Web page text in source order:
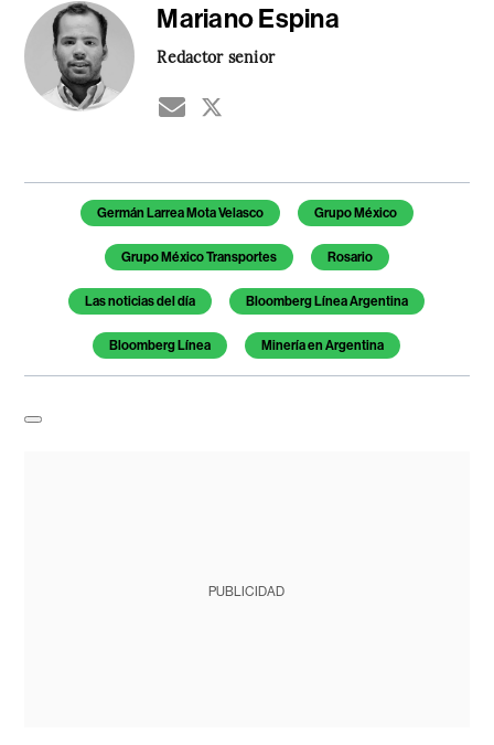
Mariano Espina
Redactor senior
Temas de este artículo
Germán Larrea Mota Velasco Grupo México
Grupo México Transportes Rosario
Las noticias del día Bloomberg Línea Argentina
Bloomberg Línea Minería en Argentina
PUBLICIDAD